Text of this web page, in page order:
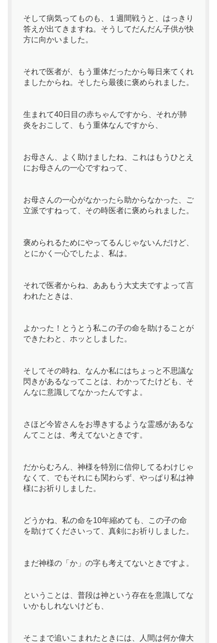
そして病気ってものも、１週間戦うと、はっきり
答えが出てきますね。そうしてだんだん子供が快
方に向かいました。
それで医者が、もう重体だったから毎日来てくれ
ましたからね。そしたら最後に褒められました。
生まれて40日目の赤ちゃんですから、それが肺
炎をおこして、もう重体なんですから、
お母さん、よく助けましたね、これはもうひとえ
にお母さんの一心ですねって、
お母さんの一心がなかったら助からなかった、ご
立派ですねって、その時医者に褒められました。
褒められるためにやってるんじゃないんだけど、
とにかく一心でしたよ、私は。
それで医者からね、ああもう大丈夫ですよって言
われたときは、
よかった！とうとう私この子の命を助けることが
できたわと、ホッとしました。
そしてその時ね、なんか私にはちょっと不思議な
閃きがあるなってことは、わかってたけども、そ
んなに意識してなかったんですよ。
さほど今皆さんをお導きするような霊感があるな
んてことは、考えてないときです。
だからむろん、神様を特別に信仰してるわけじゃ
なくて、でもそれにも関わらず、やっぱり私は神
様にお祈りしました。
どうかね、私の命を10年縮めても、この子の命
を助けてくださいって、真剣にお祈りしました。
まだ神様の「か」の字も考えてないときですよ。
ということは、普段は神という存在を意識してな
いかもしれないけども、
そこまで追いこまれたときには、人間は何か偉大